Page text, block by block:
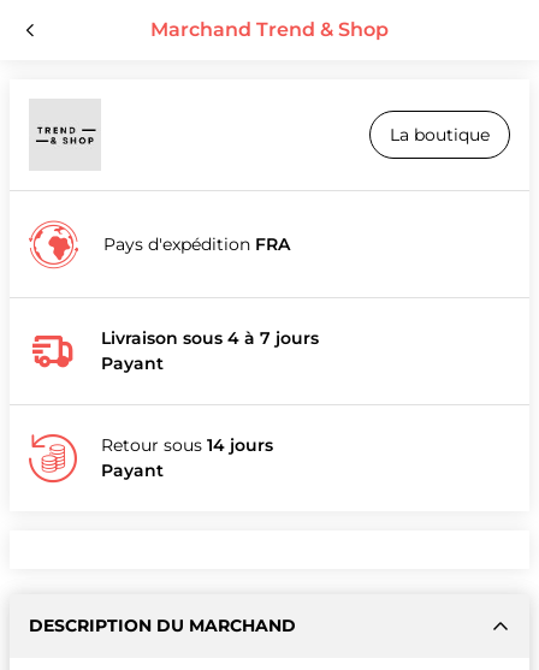
Marchand Trend & Shop
La boutique
Pays d'expédition FRA
Livraison sous 4 à 7 jours
Payant
Retour sous 14 jours
Payant
DESCRIPTION DU MARCHAND